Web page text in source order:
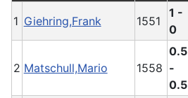
1 Giehring,Frank 1551
1 -
0
2 Matschull,Mario 1558
0.5
-
0.5